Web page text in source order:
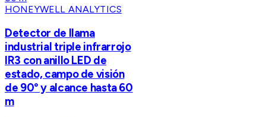
HONEYWELL ANALYTICS
Detector de llama
industrial triple infrarrojo
IR3 con anillo LED de
estado, campo de visión
de 90° y alcance hasta 60
m